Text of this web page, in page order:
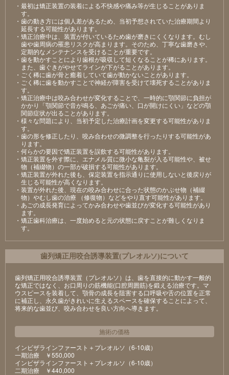
・最初は矯正装置の装着による不快感や痛み等が生じることがありま
す。
・歯の動き方には個人差があるため、当初予想されていた治療期間より
延長する可能性があります。
・矯正治療中は、装置が付いているため歯が磨きにくくなります。むし
歯や歯周病の罹患リスクが高まります。そのため、丁寧な歯磨きや、
定期的なメンテナンスを受けることが重要です。
・歯を動かすことにより歯根が吸収して短くなることが稀にあります。
また、歯ぐきがやせてラインが下がることがあります。
・ごく稀に歯が骨と癒着していて歯が動かないことがあります。
・ごく稀に歯を動かすことで神経が障害を受けて壊死することがありま
す。
・矯正治療中は咬み合わせが変化することで、一時的に顎関節に負担が
かかり「顎関節で音が鳴る、あごが痛い、口が開けにくい」などの顎
関節症状が出ることがあります。
・様々な問題により、当初予定した治療計画を変更する可能性がありま
す。
・歯の形を修正したり、咬み合わせの微調整を行ったりする可能性があ
ります。
・何らかの要因で矯正装置を誤飲する可能性があります。
・矯正装置を外す際に、エナメル質に微小な亀裂が入る可能性や、被せ
物（補綴物）の一部が破損する可能性があります。
・矯正装置が外れた後も、保定装置を指示通りに使用しないと後戻りが
生じる可能性が高くなります。
・装置が外れた後、現在の咬み合わせに合った状態のかぶせ物（補綴
物）やむし歯の治療 （修復物）などをやり直す可能性があります。
・あごの成長発育によってかみ合わせや歯並びが変化する可能性があり
ます。
・矯正歯科治療は、一度始めると元の状態に戻すことが難しくなりま
す。
⻭列矯正⽤咬合誘導装置(プレオルソ)について
歯列矯正用咬合誘導装置（プレオルソ）は、歯を直接的に動かす一般的
な矯正ではなく、お口周りの筋機能(口腔周囲筋)を鍛える治療です。マ
ウスピースを装着して、顎骨の成長を阻害する口呼吸や舌の位置を正常
に補正し、永久歯がきれいに生えるスペースを確保することによって、
将来的な歯並び、咬み合わせを良い方向へ導きます。
施術の価格
インビザラインファースト＋プレオルソ（6-10歳）
⼀期治療 ￥550,000
インビザラインファースト＋プレオルソ（6-10歳）
⼆期治療 ￥440,000